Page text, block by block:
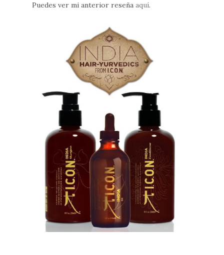
Puedes ver mi anterior reseña aquí.